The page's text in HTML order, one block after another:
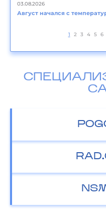
03.08.2026
Август начался с
1 2 3 4 5 6